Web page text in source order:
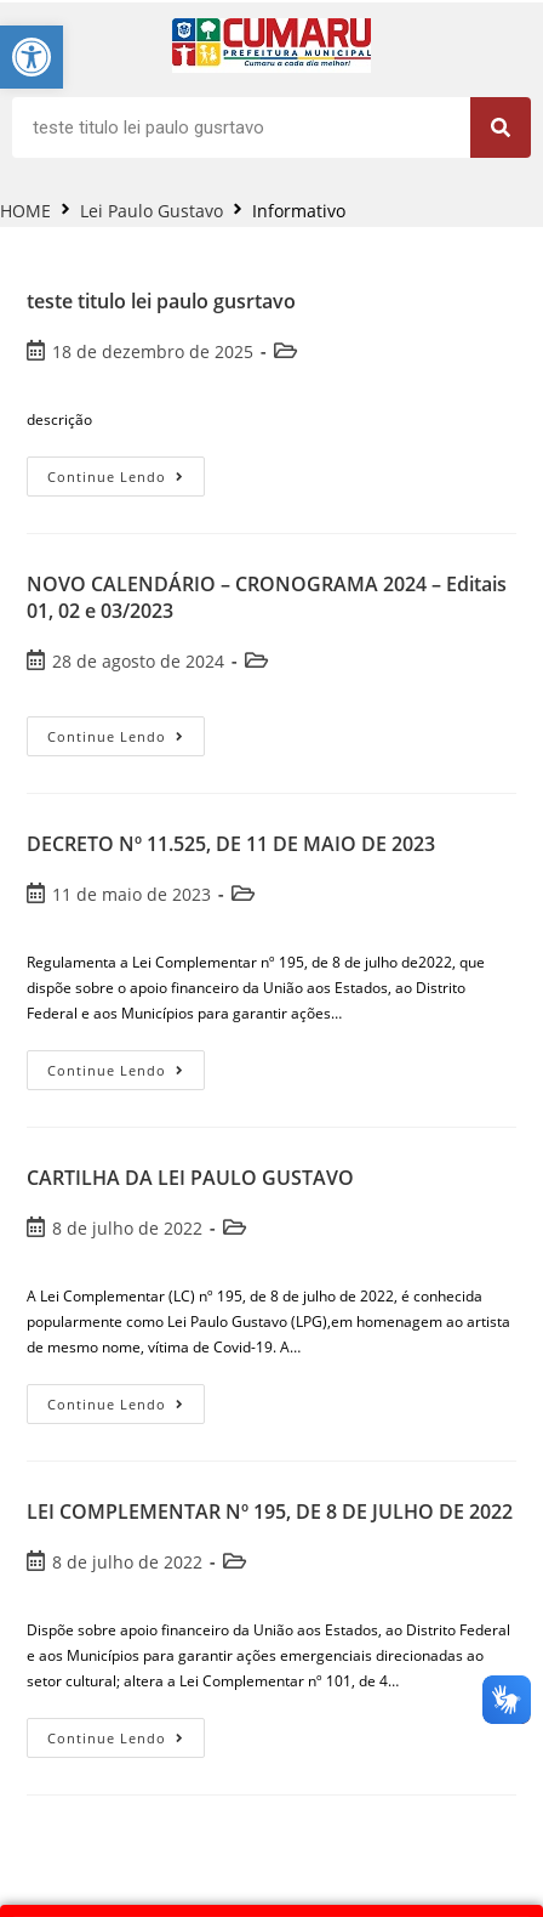
Barra de Ferramentas Aberta
HOME Lei Paulo Gustavo Informativo
teste titulo lei paulo gusrtavo
18 de dezembro de 2025
descrição
Continue Lendo
NOVO CALENDÁRIO – CRONOGRAMA 2024 – Editais
01, 02 e 03/2023
28 de agosto de 2024
Continue Lendo
DECRETO Nº 11.525, DE 11 DE MAIO DE 2023
11 de maio de 2023
Regulamenta a Lei Complementar nº 195, de 8 de julho de2022, que
dispõe sobre o apoio financeiro da União aos Estados, ao Distrito
Federal e aos Municípios para garantir ações…
Continue Lendo
CARTILHA DA LEI PAULO GUSTAVO
8 de julho de 2022
A Lei Complementar (LC) nº 195, de 8 de julho de 2022, é conhecida
popularmente como Lei Paulo Gustavo (LPG),em homenagem ao artista
de mesmo nome, vítima de Covid-19. A…
Continue Lendo
LEI COMPLEMENTAR Nº 195, DE 8 DE JULHO DE 2022
8 de julho de 2022
Dispõe sobre apoio financeiro da União aos Estados, ao Distrito Federal
e aos Municípios para garantir ações emergenciais direcionadas ao
setor cultural; altera a Lei Complementar nº 101, de 4…
Continue Lendo